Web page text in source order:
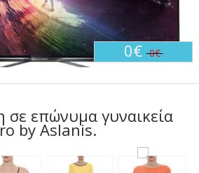
0€0€
επώνυμα γυναικεία
by Aslanis.